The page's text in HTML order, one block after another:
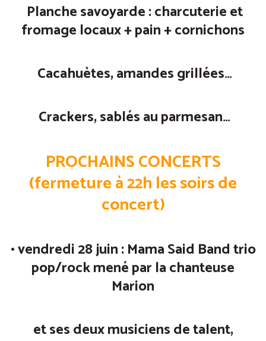
Planche savoyarde : charcuterie et
fromage locaux + pain + cornichons
Cacahuètes, amandes grillées…
Crackers, sablés au parmesan…
PROCHAINS CONCERTS
(fermeture à 22h les soirs de
concert)
• vendredi 28 juin :Mama Said Bandtrio
pop/rock mené par la chanteuse
Marion
et ses deux musiciens de talent,